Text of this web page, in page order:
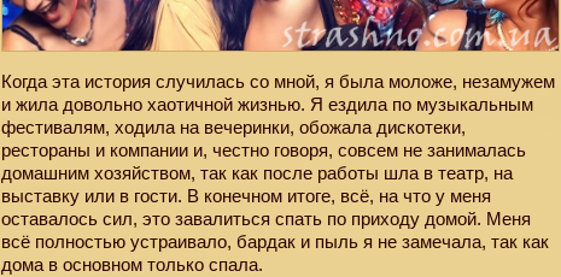
Когда эта история случилась со мной, я была моложе, незамужем
и жила довольно хаотичной жизнью. Я ездила по музыкальным
фестивалям, ходила на вечеринки, обожала дискотеки,
рестораны и компании и, честно говоря, совсем не занималась
домашним хозяйством, так как после работы шла в театр, на
выставку или в гости. В конечном итоге, всё, на что у меня
оставалось сил, это завалиться спать по приходу домой. Меня
всё полностью устраивало, бардак и пыль я не замечала, так как
дома в основном только спала.